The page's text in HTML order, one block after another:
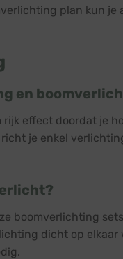
plan kun je
en
effect doordat je
je enkel
boomverlichting
dicht op elkaar